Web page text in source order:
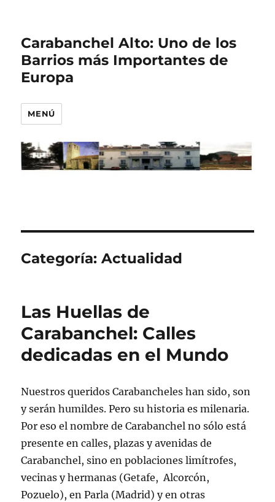
Carabanchel Alto: Uno de los
Barrios más Importantes de
Europa
MENÚ
Categoría:Actualidad
Las Huellas de
Carabanchel: Calles
dedicadas en el Mundo
Nuestros queridos Carabancheles han sido, son
y serán humildes. Pero su historia es milenaria.
Por eso el nombre de Carabanchel no sólo está
presente en calles, plazas y avenidas de
Carabanchel, sino en poblaciones limítrofes,
vecinas y hermanas (Getafe, Alcorcón,
Pozuelo), en Parla (Madrid) y en otras